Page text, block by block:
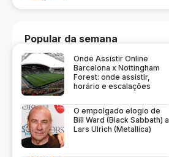
Popular da semana
Onde Assistir Online
Barcelona x Nottingham
Forest: onde assistir,
horário e escalações
O empolgado elogio de
Bill Ward (Black Sabbath) a
Lars Ulrich (Metallica)